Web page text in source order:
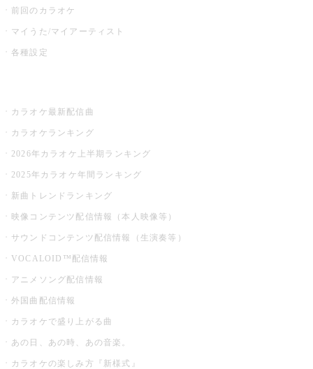
前回のカラオケ
マイうた/マイアーティスト
各種設定
カラオケ最新配信曲
カラオケランキング
2026年カラオケ上半期ランキング
2025年カラオケ年間ランキング
新曲トレンドランキング
映像コンテンツ配信情報（本人映像等）
サウンドコンテンツ配信情報（生演奏等）
VOCALOID™配信情報
アニメソング配信情報
外国曲配信情報
カラオケで盛り上がる曲
あの日、あの時、あの音楽。
カラオケの楽しみ方『新様式』